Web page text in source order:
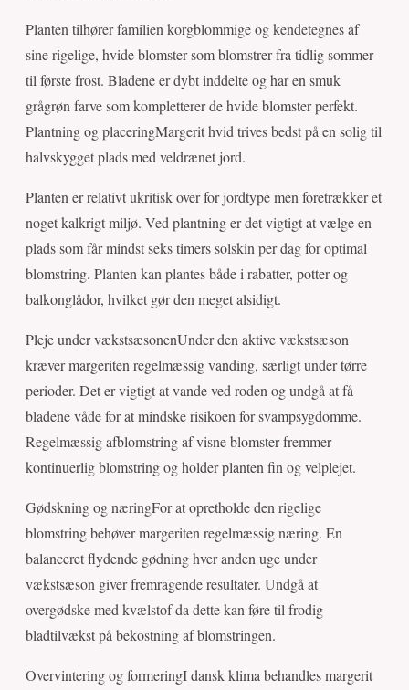
Planten tilhører familien korgblommige og kendetegnes af
sine rigelige, hvide blomster som blomstrer fra tidlig sommer
til første frost. Bladene er dybt inddelte og har en smuk
grågrøn farve som kompletterer de hvide blomster perfekt.
Plantning og placeringMargerit hvid trives bedst på en solig til
halvskygget plads med veldrænet jord.
Planten er relativt ukritisk over for jordtype men foretrækker et
noget kalkrigt miljø. Ved plantning er det vigtigt at vælge en
plads som får mindst seks timers solskin per dag for optimal
blomstring. Planten kan plantes både i rabatter, potter og
balkonglådor, hvilket gør den meget alsidigt.
Pleje under vækstsæsonenUnder den aktive vækstsæson
kræver margeriten regelmæssig vanding, særligt under tørre
perioder. Det er vigtigt at vande ved roden og undgå at få
bladene våde for at mindske risikoen for svampsygdomme.
Regelmæssig afblomstring af visne blomster fremmer
kontinuerlig blomstring og holder planten fin og velplejet.
Gødskning og næringFor at opretholde den rigelige
blomstring behøver margeriten regelmæssig næring. En
balanceret flydende gødning hver anden uge under
vækstsæson giver fremragende resultater. Undgå at
overgødske med kvælstof da dette kan føre til frodig
bladtilvækst på bekostning af blomstringen.
Overvintering og formeringI dansk klima behandles margerit